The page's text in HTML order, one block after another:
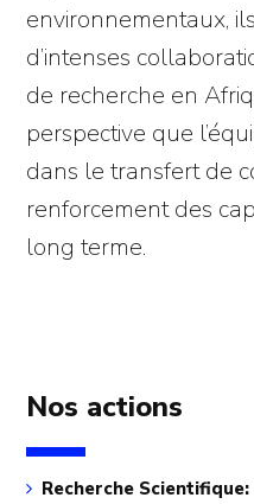
environnementaux,
d’intenses
de recherche en
perspective que
dans le transfert de
renforcement des
long terme.
Nos actions
Recherche Scientifique: